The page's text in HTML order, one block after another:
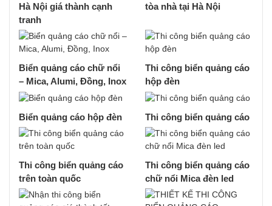
Hà Nội giá thành cạnh
tranh
tòa nhà tại Hà Nội
Biển quảng cáo chữ nổi
– Mica, Alumi, Đồng, Inox
Thi công biển quảng cáo
hộp đèn
Biển quảng cáo hộp đèn Thi công biển quảng cáo
Thi công biển quảng cáo
trên toàn quốc
Thi công biển quảng cáo
chữ nổi Mica đèn led